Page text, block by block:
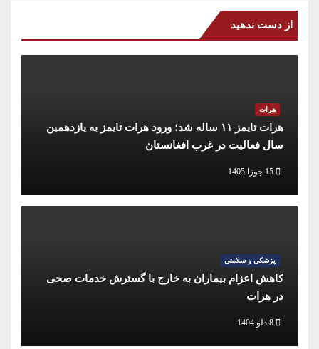
از دست ندهید
هرات
هرات تایمز ۱۱ ساله شد؛ ورود هرات تایمز به یازدهمین
سال فعالیت در غرب افغانستان
15 جوزا 1405
پزشکی و سلامتی
کاهش اعزام بیماران به خارج با گسترش خدمات صحی
در هرات
8 دلو 1404